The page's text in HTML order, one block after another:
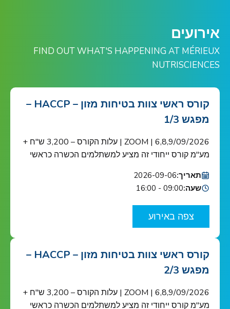
אירועים
FIND OUT WHAT'S HAPPENING AT MÉRIEUX
NUTRISCIENCES
קורס ראשי צוות בטיחות מזון – HACCP –
מפגש 1/3
6,8,9/09/2026 | ZOOM | עלות הקורס – 3,200 ש"ח +
מע"מ קורס ייחודי זה מציע למשתלמים הכשרה כראשי
22000 הקורס מוכר ע"י האיגוד הישראלי לאיכות הקורס
מיועד לאנשי מפתח בתחום בטיחות המזון בארגונים
העוסקים בשרשרת אספקת המזון: מגדלי תוצרת
חקלאית, בתי אריזה, מפעלי עיבוד וייצור מזון ומשקאות,
תאריך:2026-09-06
שעה:09:00 - 16:00
צפה באירוע
קורס ראשי צוות בטיחות מזון – HACCP –
מפגש 2/3
6,8,9/09/2026 | ZOOM | עלות הקורס – 3,200 ש"ח +
מע"מ קורס ייחודי זה מציע למשתלמים הכשרה כראשי